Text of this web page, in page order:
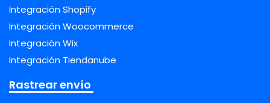
Integración Shopify
Integración Woocommerce
Integración Wix
Integración Tiendanube
Rastrear envío